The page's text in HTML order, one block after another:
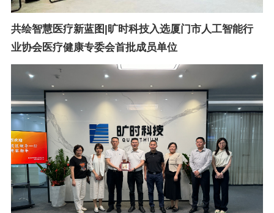
共绘智慧医疗新蓝图|旷时科技入选厦门市人工智能行
业协会医疗健康专委会首批成员单位